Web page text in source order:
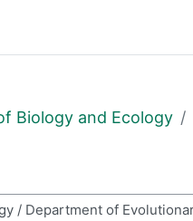
Biology and Ecology